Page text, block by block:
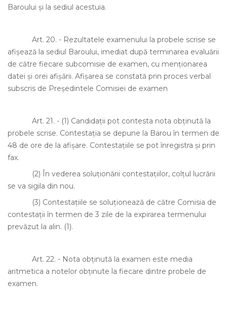
Baroului şi la sediul acestuia.
Art. 20. - Rezultatele examenului la probele scrise se
afişează la sediul Baroului, imediat după terminarea evaluării
de către fiecare subcomisie de examen, cu menţionarea
datei şi orei afişării. Afişarea se constată prin proces verbal
subscris de Preşedintele Comisiei de examen
Art. 21. - (1) Candidaţii pot contesta nota obţinută la
probele scrise. Contestaţia se depune la Barou în termen de
48 de ore de la afişare. Contestaţiile se pot înregistra şi prin
fax.
(2) În vederea soluţionării contestaţiilor, colţul lucrării
se va sigila din nou.
(3) Contestaţiile se soluţionează de către Comisia de
contestaţii în termen de 3 zile de la expirarea termenului
prevăzut la alin. (1).
Art. 22. - Nota obţinută la examen este media
aritmetica a notelor obţinute la fiecare dintre probele de
examen.